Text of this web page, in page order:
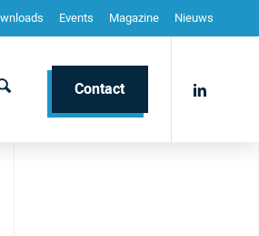
Events Magazine Nieuws
Contact